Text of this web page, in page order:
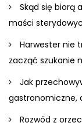
Skąd się biorą
maści
Harwester nie
zacząć szukanie
Jak
gastronomiczne,
Rozwód z